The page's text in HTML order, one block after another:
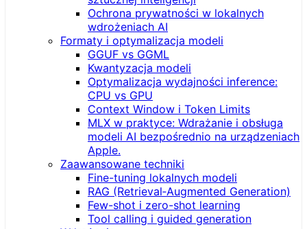
Ochrona prywatności w lokalnych
wdrożeniach AI
Formaty i optymalizacja modeli
GGUF vs GGML
Kwantyzacja modeli
Optymalizacja wydajności inference:
CPU vs GPU
Context Window i Token Limits
MLX w praktyce: Wdrażanie i obsługa
modeli AI bezpośrednio na urządzeniach
Apple.
Zaawansowane techniki
Fine-tuning lokalnych modeli
RAG (Retrieval‑Augmented Generation)
Few-shot i zero-shot learning
Tool calling i guided generation